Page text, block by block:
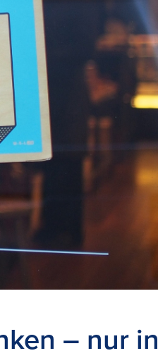
– nur in